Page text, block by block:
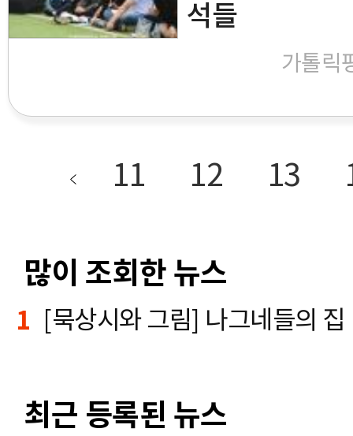
석들
가톨릭
11 12 13
많이 조회한 뉴스
1 [묵상시와 그림] 나그네들의 집
최근 등록된 뉴스